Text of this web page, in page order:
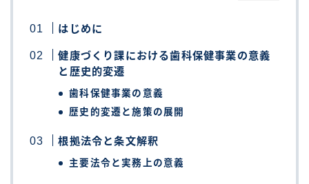
はじめに
健康づくり課における歯科保健事業の意義
と歴史的変遷
歯科保健事業の意義
歴史的変遷と施策の展開
根拠法令と条文解釈
主要法令と実務上の意義